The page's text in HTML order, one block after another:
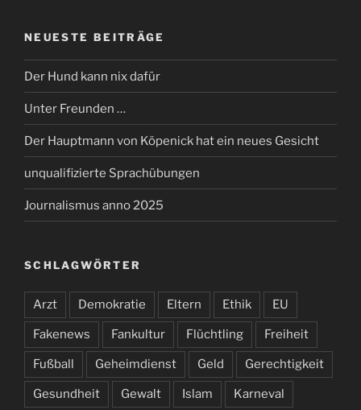
NEUESTE BEITRÄGE
Der Hund kann nix dafür
Unter Freunden …
Der Hauptmann von Köpenick hat ein neues Gesicht
unqualifizierte Sprachübungen
Journalismus anno 2025
SCHLAGWÖRTER
Arzt Demokratie Eltern Ethik EU
Fakenews Fankultur Flüchtling Freiheit
Fußball Geheimdienst Geld Gerechtigkeit
Gesundheit Gewalt Islam Karneval